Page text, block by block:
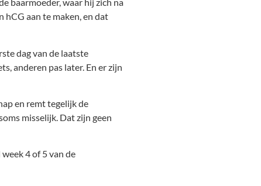
aan te maken, en dat
dag van de laatste
anderen pas later. En er zijn
en remt tegelijk de
misselijk. Dat zijn geen
4 of 5 van de